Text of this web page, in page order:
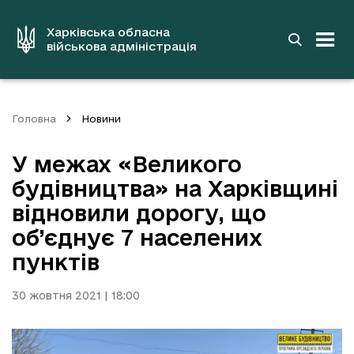
вмістуХарківська обласна
військова адміністрація
Головна Новини
У межах «Великого
будівництва» на Харківщині
відновили дорогу, що
об’єднує 7 населених
пунктів
30 жовтня 2021 | 18:00